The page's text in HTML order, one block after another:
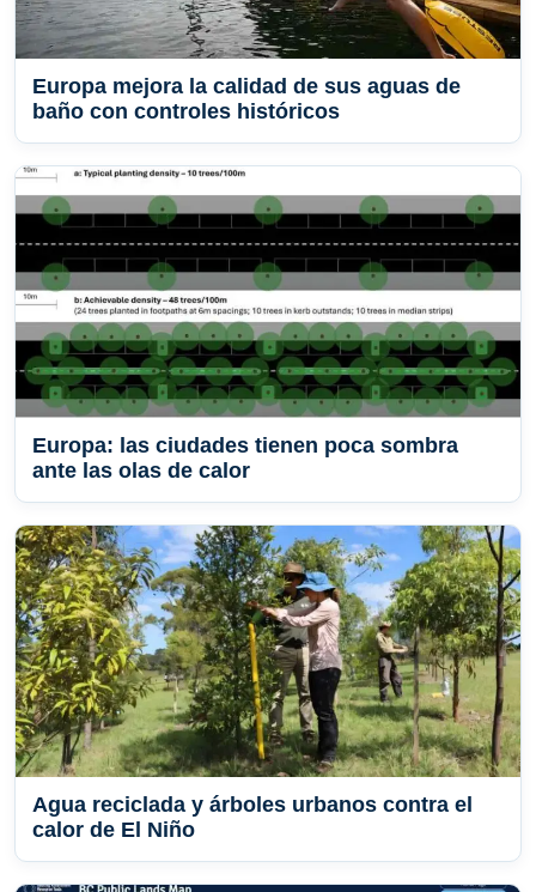
Europa mejora la calidad de sus aguas de
baño con controles históricos
Europa: las ciudades tienen poca sombra
ante las olas de calor
Agua reciclada y árboles urbanos contra el
calor de El Niño